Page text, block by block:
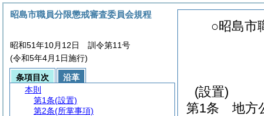
○昭島市
(設置)
第1条
地方
昭島市職員分限懲戒審査委員会規程
昭和51年10月12日 訓令第11号
(令和5年4月1日施行)
条項目次
沿革
本則
第1条(設置)
第2条(所掌事項)